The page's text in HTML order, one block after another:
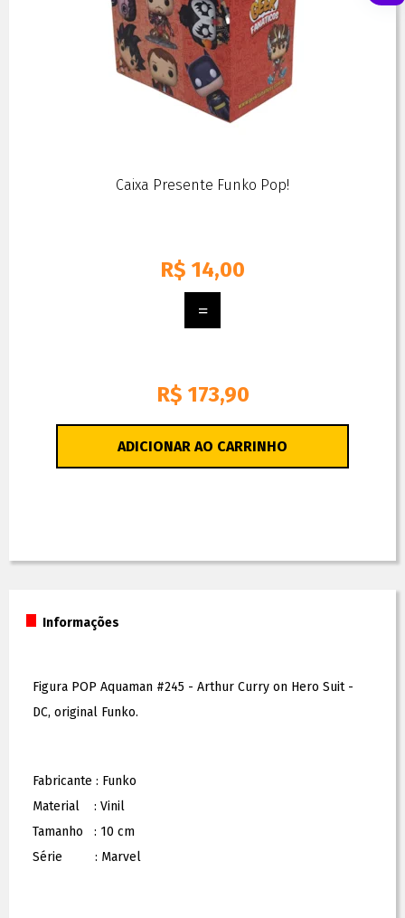
Caixa Presente Funko Pop!
R$ 14,00
R$ 173,90
ADICIONAR AO CARRINHO
Informações
Figura POP Aquaman #245 - Arthur Curry on Hero Suit -
DC, original Funko.
Fabricante : Funko
Material : Vinil
Tamanho : 10 cm
Série : Marvel